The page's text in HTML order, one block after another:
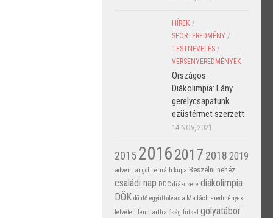
HÍREK /
SPORTEREDMÉNY /
TESTNEVELÉS /
VERSENYEREDMÉNYEK
Országos
Diákolimpia: Lány
gerelycsapatunk
ezüstérmet szerzett
14 NOV, 2021
201520162017 2018 2019
advent angol bernáth kupa Beszélni nehéz
családi nap DDC diákcsere diákolimpia
DÖK döntő együtt olvas a Madách eredmények
felvételi fenntarthatóság futsal golyatábor